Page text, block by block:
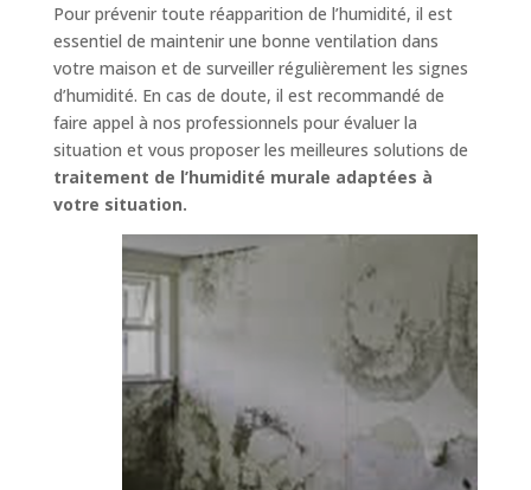
Pour prévenir toute réapparition de l’humidité, il est
essentiel de maintenir une bonne ventilation dans
votre maison et de surveiller régulièrement les signes
d’humidité. En cas de doute, il est recommandé de
faire appel à nos professionnels pour évaluer la
situation et vous proposer les meilleures solutions de
traitement de l’humidité murale adaptées à
votre situation.